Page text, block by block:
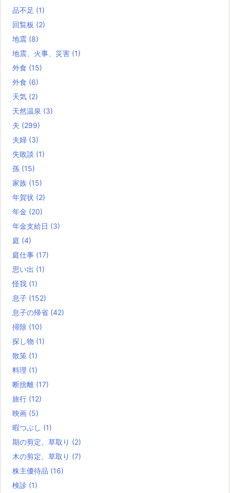
品不足 (1)
回覧板 (2)
地震 (8)
地震、火事、災害 (1)
外食 (15)
外食 (6)
天気 (2)
天然温泉 (3)
夫 (299)
夫婦 (3)
失敗談 (1)
孫 (15)
家族 (15)
年賀状 (2)
年金 (20)
年金支給日 (3)
庭 (4)
庭仕事 (17)
思い出 (1)
怪我 (1)
息子 (152)
息子の帰省 (42)
掃除 (10)
探し物 (1)
散策 (1)
料理 (1)
断捨離 (17)
旅行 (12)
映画 (5)
暇つぶし (1)
期の剪定、草取り (2)
木の剪定、草取り (7)
株主優待品 (16)
検診 (1)